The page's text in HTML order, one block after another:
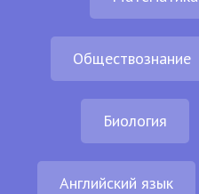
Обществознание
Биология
Английский язык